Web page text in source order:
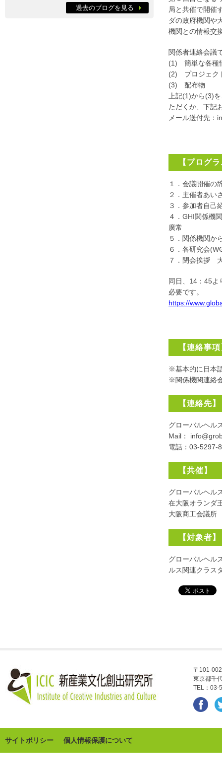
局と共催で開催
ダの政府機関や
機関との情報交
関係者連絡会議
(1) 簡単な各種
(2) プロジェク
(3) 配布物
上記(1)から(3)
ただくか、下記
メール送付先
【プログ
１．会議開催
２．主催者あい
３．参加者自己
４．GHI関係機
廣常
５．関係機関か
６．各研究会
７．閉会挨拶
同日、14：45よ
必要です。
https://
【連絡事
※基本的に日本
※関係機関連絡
【連絡先】
グローバルヘル
Mail：
電話：03-5297-
【共催】
グローバルヘル
在大阪オランダ
大阪商工会議所
【対象者】
グローバルヘル
ルス関連クラス
過去のブログを見る
〒101-
東京都千
TEL：
サイトポリシー 個人情報保護について